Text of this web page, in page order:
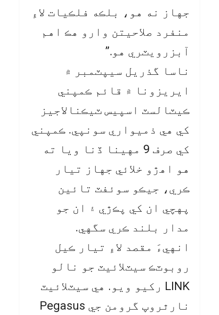
جهاز نه هو، بلڪه فلڪيات لاءِ
منفرد صلاحيتن وارو هڪ اهم
آبزرويٽري هو.”
ناسا گذريل سيپٽمبر ۾
ايريزونا ۾ قائم ڪمپني
ڪيٽالسٽ اسپيس ٽيڪنالاجيز
کي هي ذميواري سونپي. ڪمپني
کي صرف 9 مهينا ڏنا ويا ته
هو اهڙو خلائي جهاز تيار
ڪري، جيڪو سوئفٽ تائين
پهچي ان کي پڪڙي ۽ ان جو
مدار بلند ڪري سگهي.
انهيءَ مقصد لاءِ تيار ڪيل
روبوٽڪ سيٽلائيٽ جو نالو
LINK رکيو ويو. هي سيٽلائيٽ
نارٿروپ گرومن جي Pegasus